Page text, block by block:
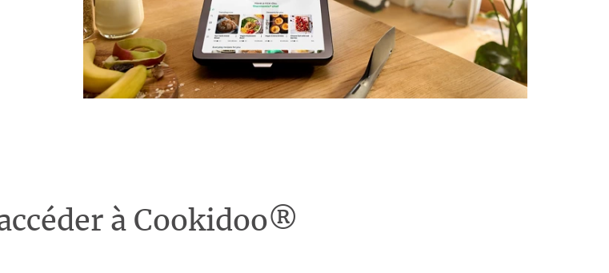
à Cookidoo®